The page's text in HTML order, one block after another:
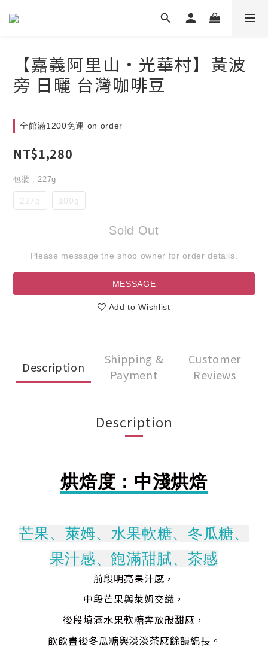
【嘉義阿里山•光華村】黃波
旁 日曬 台灣咖啡豆
全館滿1200免運 on order
NT$1,280
包裝 : 227g
227g 100g
Sold Out
Please message the shop owner for order details.
MESSAGE
Add to Wishlist
Description
Shipping &
Payment
Customer
Reviews
Description
烘焙度：中淺烘焙
芒果、萊姆、水果軟糖、冬瓜糖、
果汁感、飽滿甜膩、茶感
前段明亮果汁感，
中段芒果與萊姆交織，
後段填滿水果軟糖奔放般甜感，
飲飲盡後冬瓜糖與淡淡茶感餘韻綿長 。